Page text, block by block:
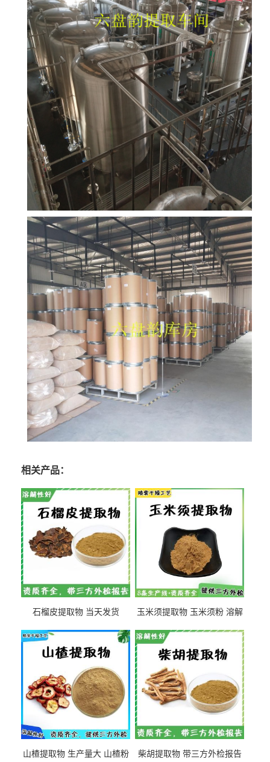
相关产品：
石榴皮提取物 当天发货
玉米须提取物 玉米须粉 溶解
山楂提取物 生产量大 山楂粉 柴胡提取物 带三方外检报告